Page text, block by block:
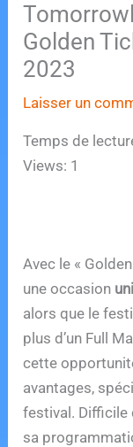
Golden
2023
Laisser un
Temps de
Views: 1
Avec le «
une occasion
alors que le
plus d’un Full
cette
avantages,
festival. Difficile
sa